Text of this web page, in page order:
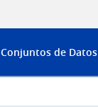
Conjuntos de Datos